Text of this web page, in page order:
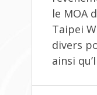
le MOA
Taipei
divers
ainsi